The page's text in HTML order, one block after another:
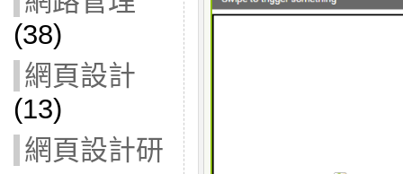
(38)
網頁設計
(13)
網頁設計研